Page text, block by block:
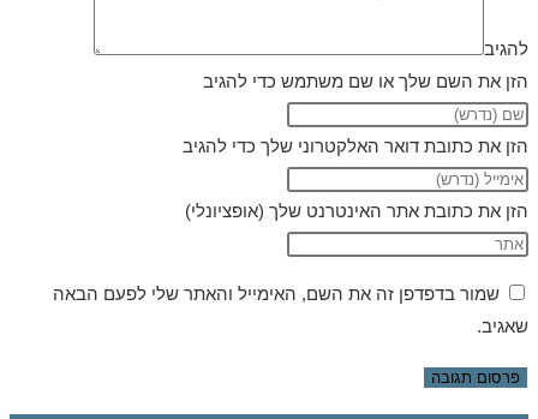
להגיב
הזן את השם שלך או שם משתמש כדי להגיב
הזן את כתובת דואר האלקטרוני שלך כדי להגיב
הזן את כתובת אתר האינטרנט שלך (אופציונלי)
שמור בדפדפן זה את השם, האימייל והאתר שלי לפעם הבאה
שאגיב.